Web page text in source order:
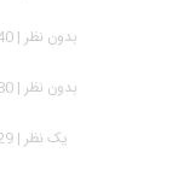
بدون نظر | 7,940 بازدید
بدون نظر | 2,580 بازدید
يک نظر | 5,729 بازدید